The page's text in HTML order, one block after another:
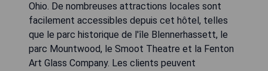
Ohio. De nombreuses attractions locales sont
facilement accessibles depuis cet hôtel, telles
que le parc historique de l'île Blennerhassett, le
parc Mountwood, le Smoot Theatre et la Fenton
Art Glass Company. Les clients peuvent